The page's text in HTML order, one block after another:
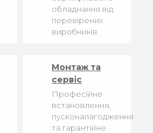
обладнання від
перевірених
виробників.
Монтаж та
сервіс
Професійне
встановлення,
пусконалагодження
та гарантійне